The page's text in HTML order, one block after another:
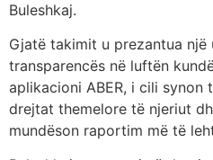
Buleshkaj.
Gjatë takimit u prezantua
transparencës në luftën
aplikacioni ABER, i cili
drejtat themelore të njeriut
mundëson raportim më të